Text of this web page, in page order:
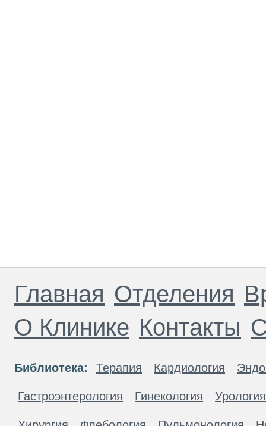
Главная Отделения
О Клинике Контакты
Библиотека: Терапия Кардиология
Гастроэнтерология Гинекология Урология